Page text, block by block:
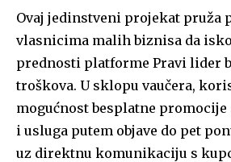
Ovaj jedinstveni projekat pruža
vlasnicima malih biznisa da
prednosti platforme Pravi lider
troškova. U sklopu vaučera,
mogućnost besplatne
i usluga putem objave do pet
uz direktnu komunikaciju s